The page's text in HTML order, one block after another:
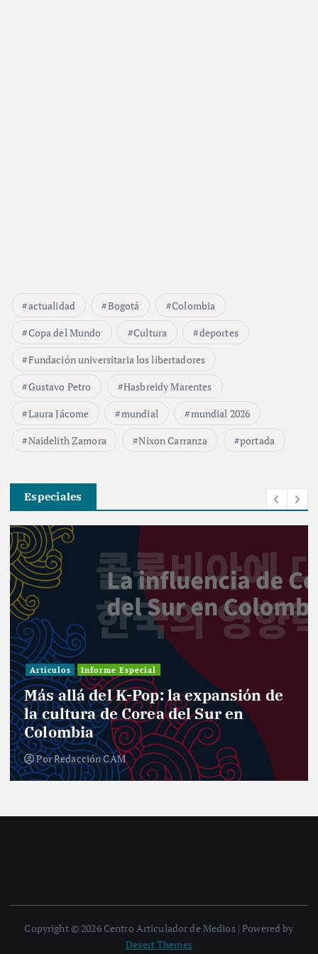
actualidad Bogotá
Colombia
Copa del Mundo
Cultura
deportes
Fundación universitaria los libertadores
Gustavo Petro
Hasbreidy Marentes
Laura Jácome
mundial
mundial 2026
Naidelith Zamora
Nixon Carranza portada
Especiales
Artículos Informe Especial
Más allá del K-Pop: la expansión de
la cultura de Corea del Sur en
Colombia
PorRedacción CAM
Copyright © 2026 Centro Articulador de Medios | Powered by
Desert Themes